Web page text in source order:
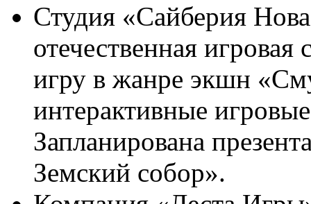
Студия «Сайберия
отечественная
игру в жанре экшн
интерактивные
Запланирована
Земский собор».